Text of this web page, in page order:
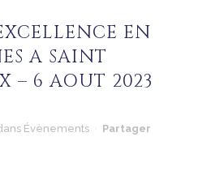
EN
A SAINT
– 6 AOUT 2023
Évènements Partager